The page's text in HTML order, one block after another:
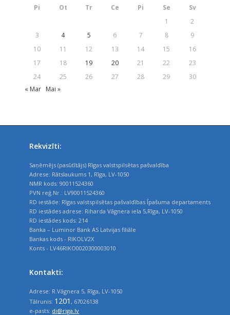
Pi Ot Tr Ce Pi Se
Sv
1
2
3
4 5 6 7 8
9
10
11 12 13 14 15
16
17
18 19 20 21 22
23
24
25 26 27 28 29
30
« Mar
Mai »
Rekvizīti:
Saņēmējs (pasūtītājs) Rīgas valstspilsētas pašvaldība
Adrese: Rātslaukums 1, Rīga, LV-1050
NMR kods: 90011524360
PVN reģ.Nr.: LV90011524360
RD iestāde: Rīgas valstspilsētas pašvaldības Īpašuma departaments
RD iestādes adrese: Riharda Vāgnera iela 5,Rīga, LV-1050
RD iestādes kods: 214
Banka – Luminor Bank AS Latvijas filiāle
Bankas kods - RIKOLV2X
Konts - LV46RIKO0020300003010
Kontakti:
Adrese: R.Vāgnera 5, Rīga, LV-1050
Tālrunis: 1201 , 67026138
e-pasts: di@riga.lv